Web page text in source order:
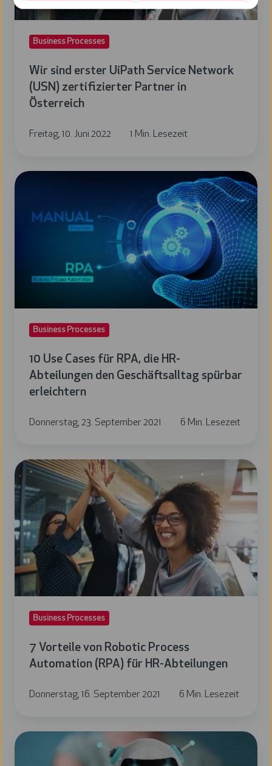
zertifizierter
Business Processes
Wir sind erster UiPath Service Network
(USN) zertifizierter Partner in
Österreich
Freitag, 10. Juni 2022 1 Min. Lesezeit
10
Cases
HR-
Geschäftsalltag
Business Processes
10 Use Cases für RPA, die HR-
Abteilungen den Geschäftsalltag spürbar
erleichtern
Donnerstag, 23. September 2021 6 Min. Lesezeit
7
Vorteile
von
Robotic
Process
Automation
(RPA)
Abteilungen
Business Processes
7 Vorteile von Robotic Process
Automation (RPA) für HR-Abteilungen
Donnerstag, 16. September 2021 6 Min. Lesezeit
Gleich
automatisieren